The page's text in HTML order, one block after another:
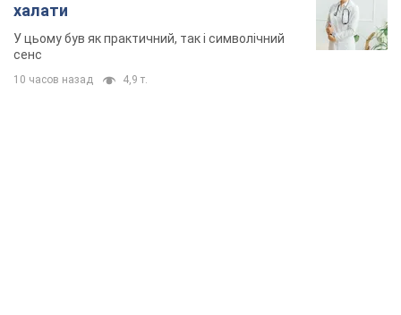
халати
У цьому був як практичний, так і символічний
сенс
10 часов назад 4,9 т.